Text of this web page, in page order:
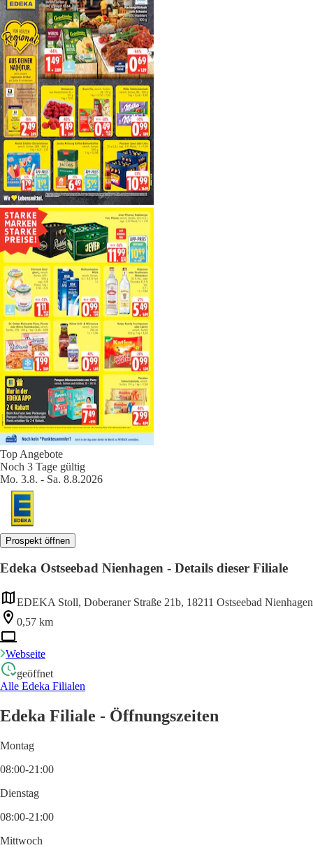
Top Angebote
Noch 3 Tage gültig
Mo. 3.8. - Sa. 8.8.2026
Prospekt öffnen
Edeka Ostseebad Nienhagen - Details dieser Filiale
EDEKA Stoll, Doberaner Straße 21b, 18211 Ostseebad Nienhagen
0,57 km
Webseite
geöffnet
Alle Edeka Filialen
Edeka Filiale - Öffnungszeiten
Montag
08:00-21:00
Dienstag
08:00-21:00
Mittwoch